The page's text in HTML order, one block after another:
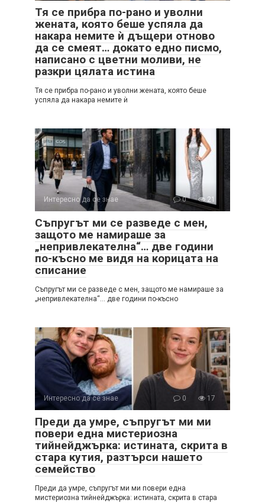
Тя се прибра по-рано и уволни
жената, която беше успяла да
накара немите ѝ дъщери отново
да се смеят… докато едно писмо,
написано с цветни моливи, не
разкри цялата истина
Тя се прибра по-рано и уволни жената, която беше
успяла да накара немите ѝ
Интересно да се знае 0 21
Съпругът ми се разведе с мен,
защото ме намираше за
„непривлекателна“… две години
по-късно ме видя на корицата на
списание
Съпругът ми се разведе с мен, защото ме намираше за
„непривлекателна“… две години по-късно
Интересно да се знае 0 17
Преди да умре, съпругът ми ми
повери една мистериозна
тийнейджърка: истината, скрита в
стара кутия, разтърси нашето
семейство
Преди да умре, съпругът ми ми повери една
мистериозна тийнейджърка: истината, скрита в стара